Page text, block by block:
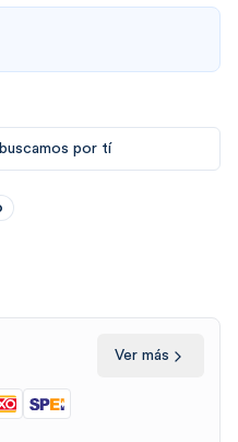
por tí
Ver más